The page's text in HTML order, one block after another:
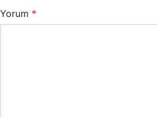
Yorum *